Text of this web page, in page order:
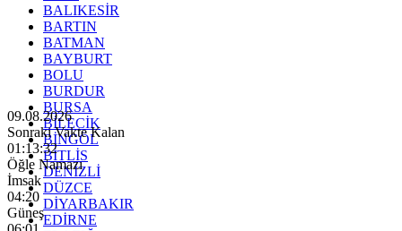
BALIKESİR
BARTIN
BATMAN
BAYBURT
BOLU
BURDUR
BURSA
BİLECİK
BİNGÖL
BİTLİS
DENİZLİ
DÜZCE
DİYARBAKIR
EDİRNE
09.08.2026
Sonraki Vakte Kalan
01:13:30
Öğle Namazı
İmsak
04:20
Güneş